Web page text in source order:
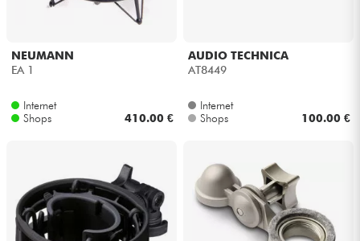
NEUMANN
EA 1
Internet
Shops
410.00 €
AUDIO TECHNICA
AT8449
Internet
Shops
100.00 €